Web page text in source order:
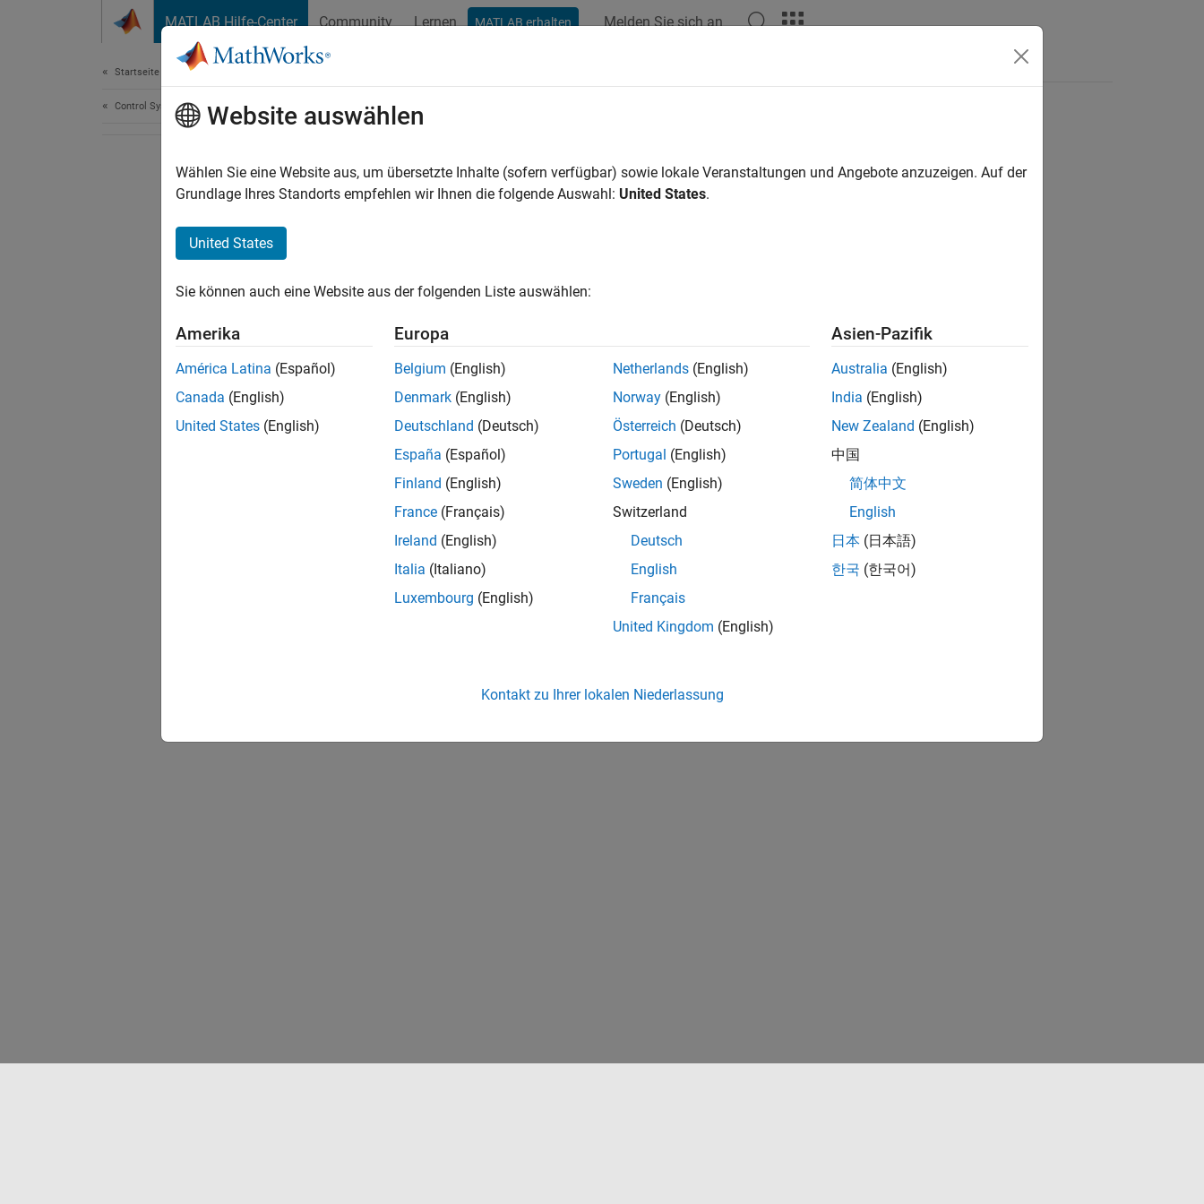
MATLAB Hilfe-Center Community Lernen MATLAB erhalten Melden Sie sich an
Startseite der Dokumentation
Control Systems
How useful was this information?
Website auswählen
Wählen Sie eine Website aus, um übersetzte Inhalte (sofern verfügbar) sowie lokale Veranstaltungen und Angebote anzuzeigen. Auf der
Grundlage Ihres Standorts empfehlen wir Ihnen die folgende Auswahl: United States.
United States
Sie können auch eine Website aus der folgenden Liste auswählen:
Amerika
América Latina (Español)
Canada (English)
United States (English)
Europa
Belgium (English)
Denmark (English)
Deutschland (Deutsch)
España (Español)
Finland (English)
France (Français)
Ireland (English)
Italia (Italiano)
Luxembourg (English)
Netherlands (English)
Norway (English)
Österreich (Deutsch)
Portugal (English)
Sweden (English)
Switzerland
Deutsch
English
Français
United Kingdom (English)
Asien-Pazifik
Australia (English)
India (English)
New Zealand (English)
中国
简体中文
English
日本 (日本語)
한국 (한국어)
Kontakt zu Ihrer lokalen Niederlassung